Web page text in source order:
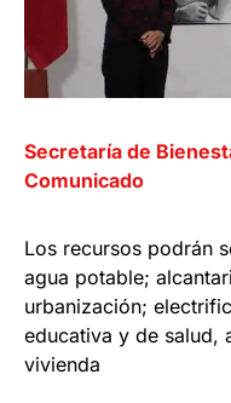
Secretaría de
Comunicado
Los recursos podrán
agua potable;
urbanización;
educativa y de salud,
vivienda